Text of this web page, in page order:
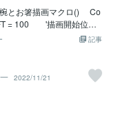
お箸描画マクロ() Co
= 100 '描画開始位置
= 100 '
線の太さ ' Const BO
記事
2022/11/21